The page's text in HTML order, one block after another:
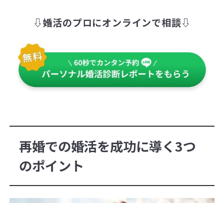
⇩婚活のプロにオンラインで相談⇩
再婚での婚活を成功に導く3つ
のポイント